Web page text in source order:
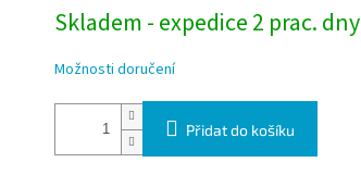
Skladem - expedice 2 prac. dny
Možnosti doručení
Přidat do košíku